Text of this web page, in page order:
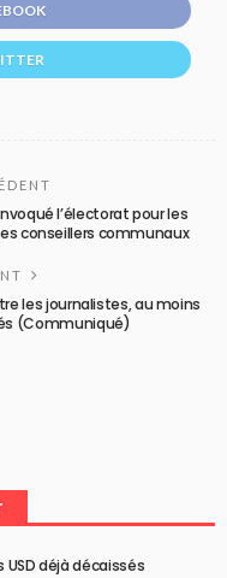
l’électorat pour les
conseillers communaux
les journalistes, au moins
(Communiqué)
USD déjà décaissés